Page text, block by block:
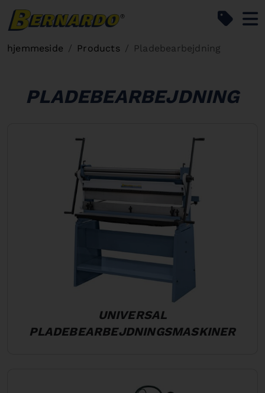
hjemmeside Products Pladebearbejdning
PLADEBEARBEJDNING
UNIVERSAL
PLADEBEARBEJDNINGSMASKINER